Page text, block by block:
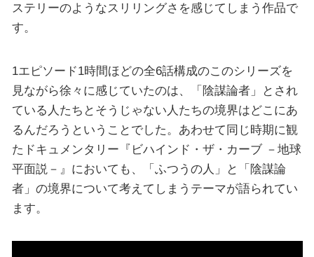
ステリーのようなスリリングさを感じてしまう作品で
す。
1エピソード1時間ほどの全6話構成のこのシリーズを
見ながら徐々に感じていたのは、「陰謀論者」とされ
ている人たちとそうじゃない人たちの境界はどこにあ
るんだろうということでした。あわせて同じ時期に観
たドキュメンタリー『ビハインド・ザ・カーブ －地球
平面説－』においても、「ふつうの人」と「陰謀論
者」の境界について考えてしまうテーマが語られてい
ます。